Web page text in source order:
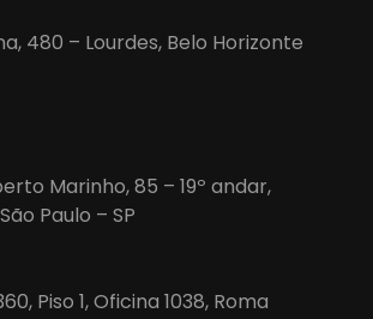
480 – Lourdes, Belo Horizonte
Marinho, 85 – 19º andar,
Paulo – SP
Piso 1, Oficina 1038, Roma